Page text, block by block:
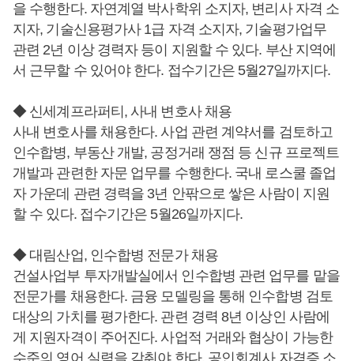
을 수행한다. 자연계열 박사학위 소지자, 변리사 자격 소
지자, 기술신용평가사 1급 자격 소지자, 기술평가업무
관련 2년 이상 경력자 등이 지원할 수 있다. 부산 지역에
서 근무할 수 있어야 한다. 접수기간은 5월27일까지다.
◆ 신세계프라퍼티, 사내 변호사 채용
사내 변호사를 채용한다. 사업 관련 계약서를 검토하고
인수합병, 부동산 개발, 공정거래 쟁점 등 신규 프로젝트
개발과 관련한 자문 업무를 수행한다. 국내 로스쿨 졸업
자 가운데 관련 경력을 3년 안팎으로 쌓은 사람이 지원
할 수 있다. 접수기간은 5월26일까지다.
◆ 대림산업, 인수합병 전문가 채용
건설사업부 투자개발실에서 인수합병 관련 업무를 맡을
전문가를 채용한다. 금융 모델링을 통해 인수합병 검토
대상의 가치를 평가한다. 관련 경력 8년 이상인 사람에
게 지원자격이 주어진다. 사업적 거래와 협상이 가능한